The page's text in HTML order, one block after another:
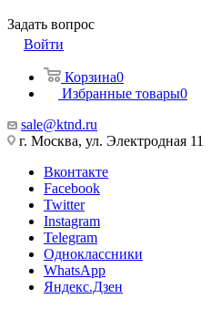
Задать вопрос
Войти
Корзина0
Избранные товары0
sale@ktnd.ru
г. Москва, ул. Электродная 11
Вконтакте
Facebook
Twitter
Instagram
Telegram
Одноклассники
WhatsApp
Яндекс.Дзен